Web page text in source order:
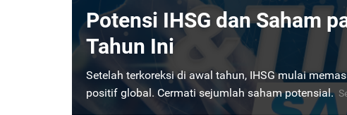
Daftar Saham FTSE 100
Raksasa Eropa Saat S&P
FTSE 100 atau The Financial Times Stock
Saham London. Ketahui apa itu FTSE 100 dan dan